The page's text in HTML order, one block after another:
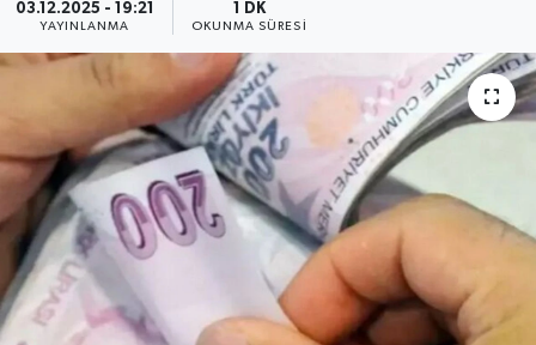
03.12.2025 - 19:21
YAYINLANMA
1 DK
OKUNMA SÜRESI